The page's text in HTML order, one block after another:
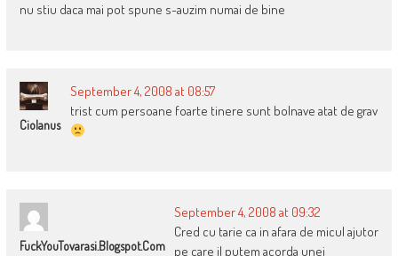
nu stiu daca mai pot spune s-auzim numai de bine
Ciolanus
September 4, 2008 at 08:57
trist cum persoane foarte tinere sunt bolnave atat de grav
FuckYouTovarasi.blogspot.com
September 4, 2008 at 09:32
Cred cu tarie ca in afara de micul ajutor
pe care il putem acorda unei